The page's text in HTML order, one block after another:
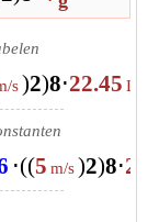
s)2)8⋅22.45 L
⋅((5 m/s)2)8⋅